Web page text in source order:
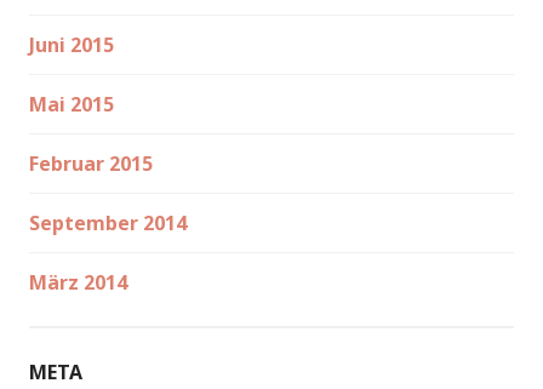
Juni 2015
Mai 2015
Februar 2015
September 2014
März 2014
META